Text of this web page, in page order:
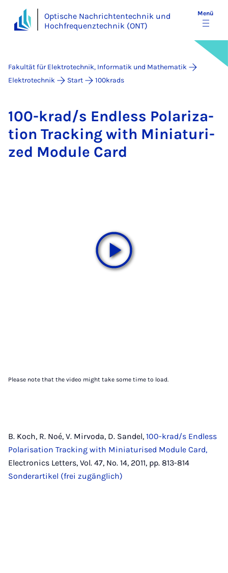
Optische Nachrichtentechnik und
Hochfrequenztechnik (ONT)
Menü
Fakultät für Elektrotechnik, Informatik und Mathematik
Elektrotechnik
Start 100krads
100-krad/s End­less Po­la­ri­za­
ti­on Tracking with Mi­nia­tu­ri­
zed Mo­du­le Card
Please note that the video might take some time to load.
B. Koch, R. Noé, V. Mirvoda, D. Sandel, 100-krad/s Endless
Polarisation Tracking with Miniaturised Module Card,
Electronics Letters, Vol. 47, No. 14, 2011, pp. 813-814
Sonderartikel (frei zugänglich)